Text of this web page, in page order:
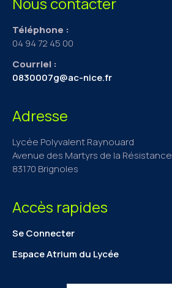
Téléphone :
04 94 72 45 00
Courriel :
0830007g@ac-nice.fr
Adresse
Lycée Polyvalent Raynouard
Avenue des Martyrs de la Résistance
83170 Brignoles
Accès rapides
Se Connecter
Espace Atrium du Lycée